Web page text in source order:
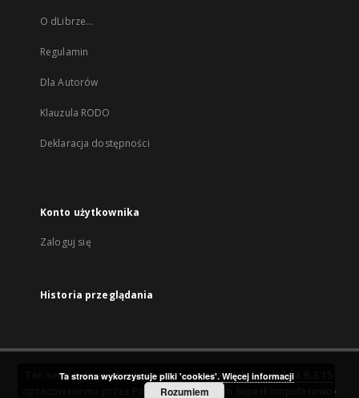
O dLibrze...
Regulamin
Dla Autorów
Klauzula RODO
Deklaracja dostępności
Konto użytkownika
Zaloguj się
Historia przeglądania
Ten serwis działa dzięki oprogramowaniuDInGO dLibra 6.3.15
Poznańskie Centrum Superkomputerowo-
Ta strona wykorzystuje pliki 'cookies'. Więcej informacji
Rozumiem